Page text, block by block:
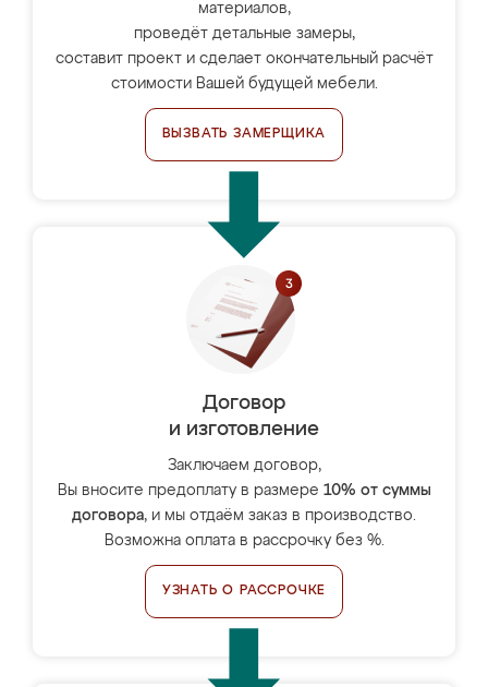
материалов,
проведёт детальные замеры,
составит проект и сделает окончательный расчёт
стоимости Вашей будущей мебели.
ВЫЗВАТЬ ЗАМЕРЩИКА
Договор
и изготовление
Заключаем договор,
Вы вносите предоплату в размере 10% от суммы
договора, и мы отдаём заказ в производство.
Возможна оплата в рассрочку без %.
УЗНАТЬ О РАССРОЧКЕ